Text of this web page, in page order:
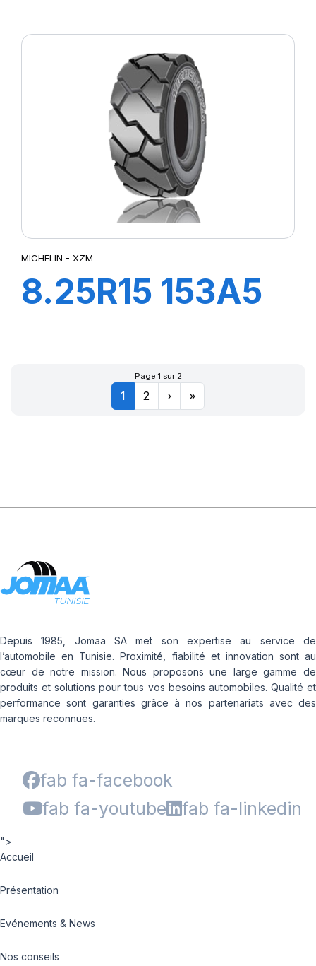
MICHELIN - XZM
8.25R15 153A5
Page 1 sur 2
1 2 › »
Depuis 1985, Jomaa SA met son expertise au service de
l’automobile en Tunisie. Proximité, fiabilité et innovation sont au
cœur de notre mission. Nous proposons une large gamme de
produits et solutions pour tous vos besoins automobiles. Qualité et
performance sont garanties grâce à nos partenariats avec des
marques reconnues.
fab fa-facebook
fab fa-youtube
fab fa-linkedin
">
Accueil
Présentation
Evénements & News
Nos conseils